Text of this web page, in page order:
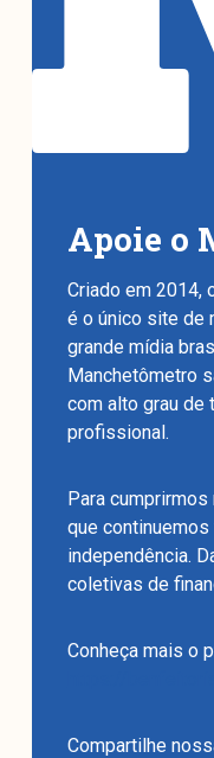
Apoie o
Criado em 2014,
é o único site de
grande mídia
Manchetômetro
com alto grau de
profissional.
Para
que
independência.
coletivas de
Conheça mais o
Compartilhe